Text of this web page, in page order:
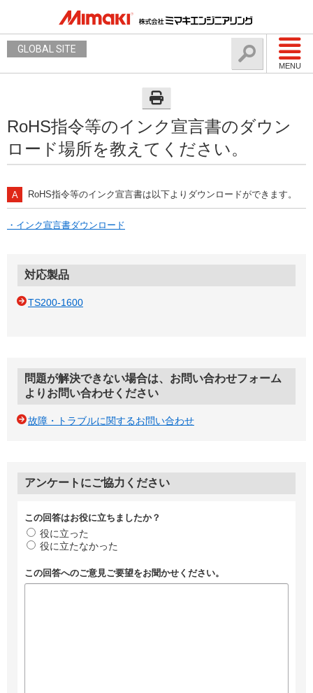
MENU
GLOBAL SITE
RoHS指令等のインク宣言書のダウン
ロード場所を教えてください。
RoHS指令等のインク宣言書は以下よりダウンロードができます。
・インク宣言書ダウンロード
対応製品
TS200-1600
問題が解決できない場合は、お問い合わせフォーム
よりお問い合わせください
故障・トラブルに関するお問い合わせ
アンケートにご協力ください
この回答はお役に立ちましたか？
役に立った
役に立たなかった
この回答へのご意見ご要望をお聞かせください。